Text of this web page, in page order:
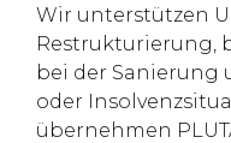
Wir unterstützen
Restrukturierung,
bei der Sanierung
oder
übernehmen